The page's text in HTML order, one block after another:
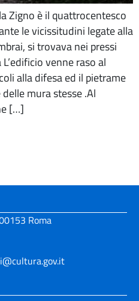
Zigno è il quattrocentesco
le vicissitudini legate alla
si trovava nei pressi
venne raso al
alla difesa ed il pietrame
mura stesse .Al
[…]
Roma